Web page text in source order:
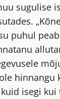
sugulise
puhul
hinnangu
isegi kui